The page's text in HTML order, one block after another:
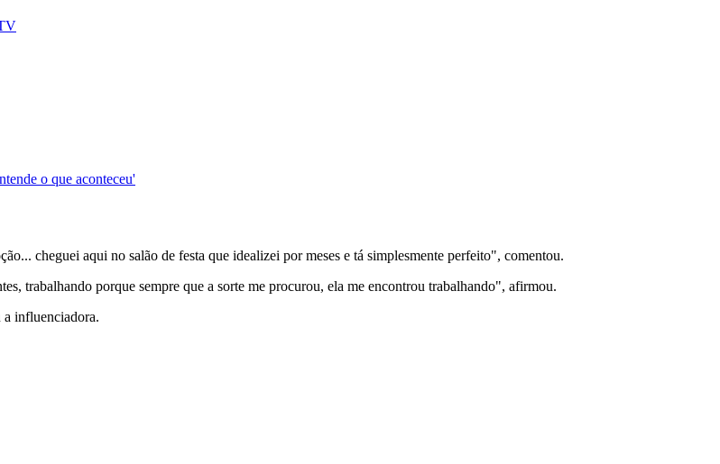
o que aconteceu'
cheguei aqui no salão de festa que idealizei por meses e tá simplesmente perfeito", comentou.
trabalhando porque sempre que a sorte me procurou, ela me encontrou trabalhando", afirmou.
influenciadora.